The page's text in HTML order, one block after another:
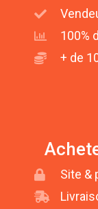
100%
+ de
Site &